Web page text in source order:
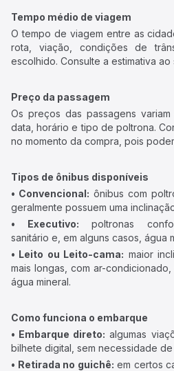
Tempo médio de viagem
O tempo de viagem entre as
rota, viação, condições de
escolhido. Consulte a estimativa
Preço da passagem
Os preços das passagens
data, horário e tipo de poltrona.
no momento da compra, pois
Tipos de ônibus disponíveis
• Convencional: ônibus com
geralmente possuem uma
• Executivo: poltronas
sanitário e, em alguns casos, água
• Leito ou Leito-cama: maior
mais longas, com ar-
água mineral.
Como funciona o embarque
• Embarque direto: algumas
bilhete digital, sem necessidade
• Retirada no guichê: em certos